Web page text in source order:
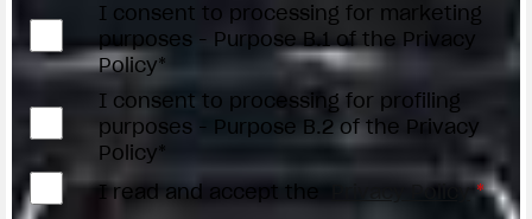
I consent to processing for marketing
purposes - Purpose B.1 of the Privacy
Policy*
I consent to processing for profiling
purposes - Purpose B.2 of the Privacy
Policy*
I read and accept the
Privacy Policy *